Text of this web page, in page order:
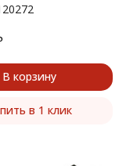
В корзину
в 1 клик